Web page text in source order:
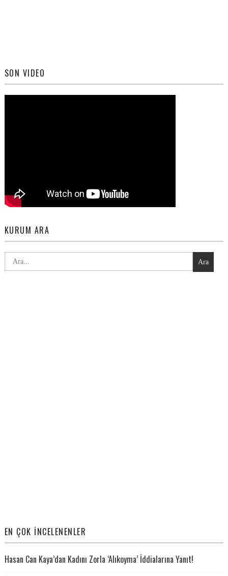
SON VIDEO
KURUM ARA
Ara
EN ÇOK İNCELENENLER
Hasan Can Kaya’dan Kadını Zorla ‘Alıkoyma’ İddialarına Yanıt!